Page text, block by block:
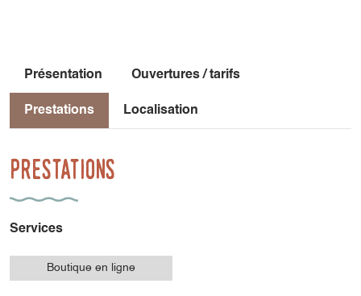
Présentation Ouvertures / tarifs
Prestations Localisation
Prestations
Services
Boutique en ligne